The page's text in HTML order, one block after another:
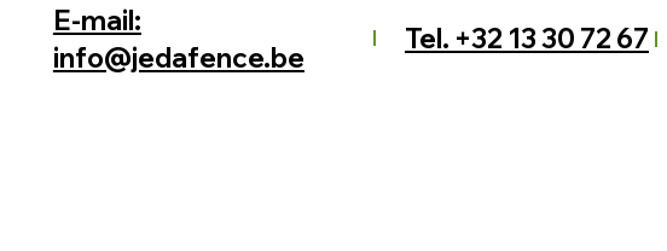
E-mail:
info@jedafence.be
Tel. +32 13 30 72 67